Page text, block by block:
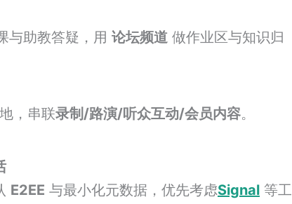
与助教答疑，用 论坛频道 做作业区与知识归
，串联录制/路演/听众互动/会员内容。
E2EE 与最小化元数据，优先考虑Signal 等工